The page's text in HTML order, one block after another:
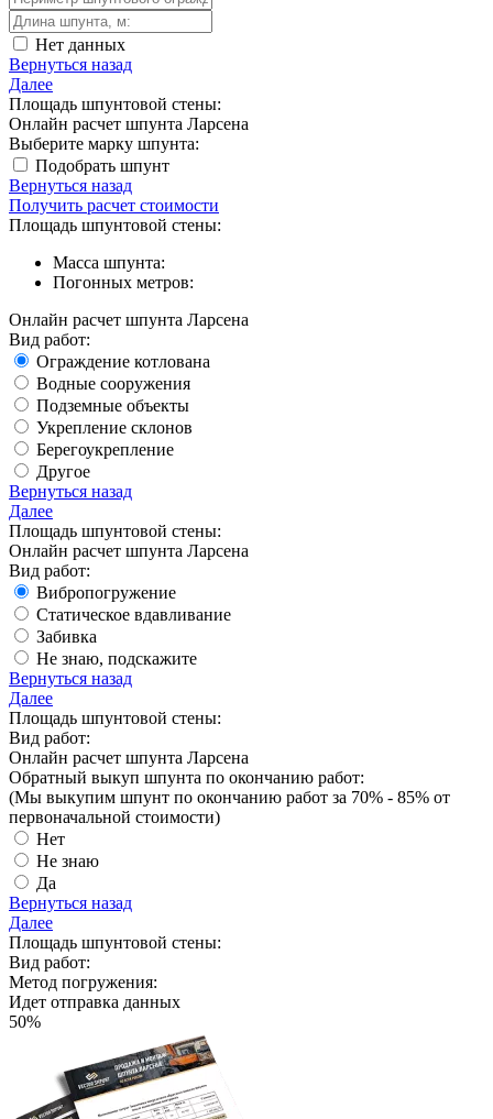
Нет данных
Вернуться назад
Далее
Площадь шпунтовой стены:
Онлайн расчет шпунта Ларсена
Выберите марку шпунта:
Подобрать шпунт
Вернуться назад
Получить расчет стоимости
Площадь шпунтовой стены:
Масса шпунта:
Погонных метров:
Онлайн расчет шпунта Ларсена
Вид работ:
Ограждение котлована
Водные сооружения
Подземные объекты
Укрепление склонов
Берегоукрепление
Другое
Вернуться назад
Далее
Площадь шпунтовой стены:
Онлайн расчет шпунта Ларсена
Вид работ:
Вибропогружение
Статическое вдавливание
Забивка
Не знаю, подскажите
Вернуться назад
Далее
Площадь шпунтовой стены:
Вид работ:
Онлайн расчет шпунта Ларсена
Обратный выкуп шпунта по окончанию работ:
(Мы выкупим шпунт по окончанию работ за 70% - 85% от
первоначальной стоимости)
Нет
Не знаю
Да
Вернуться назад
Далее
Площадь шпунтовой стены:
Вид работ:
Метод погружения:
Идет отправка данных
50%